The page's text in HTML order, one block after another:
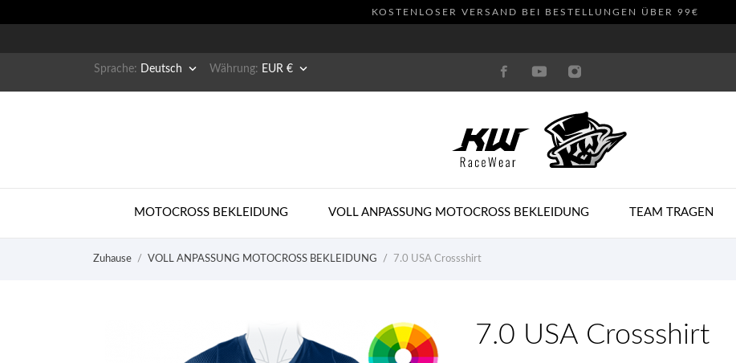
KOSTENLOSER VERSAND BEI BESTELLUNGEN ÜBER 99€
Sprache: Deutsch  Währung: EUR € 
MOTOCROSS BEKLEIDUNG VOLL ANPASSUNG MOTOCROSS BEKLEIDUNG TEAM TRAGEN
Zuhause VOLL ANPASSUNG MOTOCROSS BEKLEIDUNG 7.0 USA Crossshirt
7.0 USA Crossshirt